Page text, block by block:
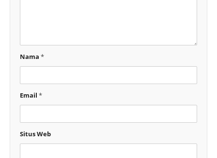
Nama *
Email *
Situs Web